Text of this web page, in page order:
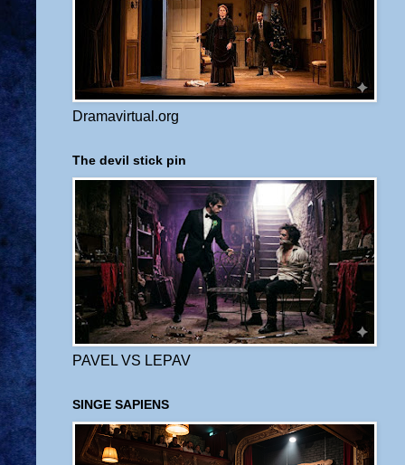
Dramavirtual.org
The devil stick pin
PAVEL VS LEPAV
SINGE SAPIENS